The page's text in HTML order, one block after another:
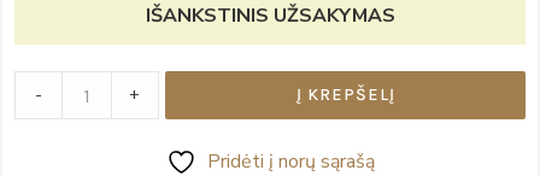
IŠANKSTINIS UŽSAKYMAS
- + Į KREPŠELĮ
Pridėti į norų sąrašą